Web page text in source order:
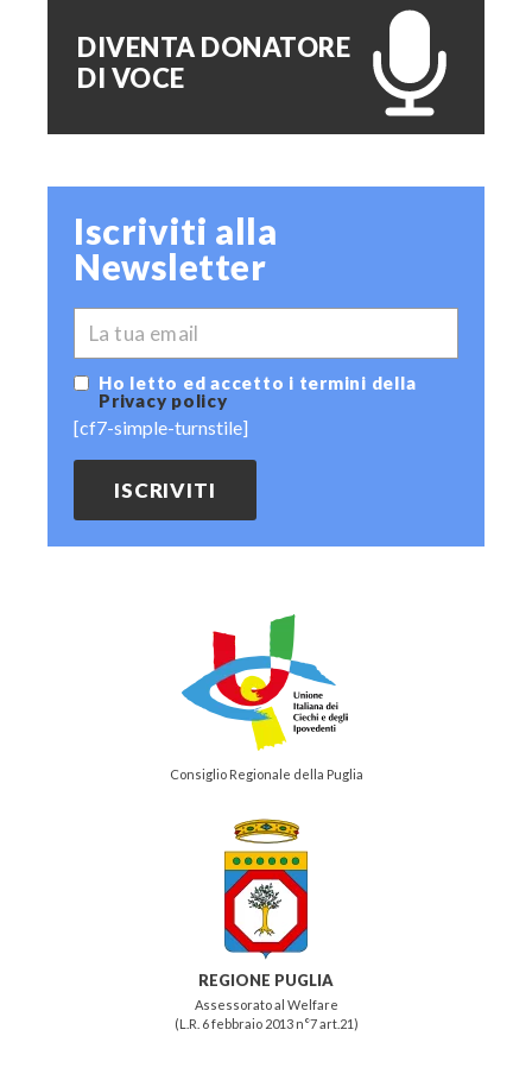
DIVENTA DONATORE
DI VOCE
Iscriviti alla
Newsletter
EMAIL
Ho letto ed accetto i termini della
Privacy policy
[cf7-simple-turnstile]
Consiglio Regionale della Puglia
REGIONE PUGLIA
Assessorato al Welfare
(L.R. 6 febbraio 2013 n°7 art.21)